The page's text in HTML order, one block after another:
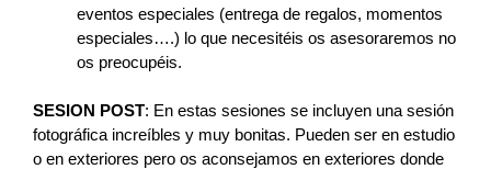
eventos especiales (entrega de regalos, momentos
especiales….) lo que necesitéis os asesoraremos no
os preocupéis.
SESION POST: En estas sesiones se incluyen una sesión
fotográfica increíbles y muy bonitas. Pueden ser en estudio
o en exteriores pero os aconsejamos en exteriores donde